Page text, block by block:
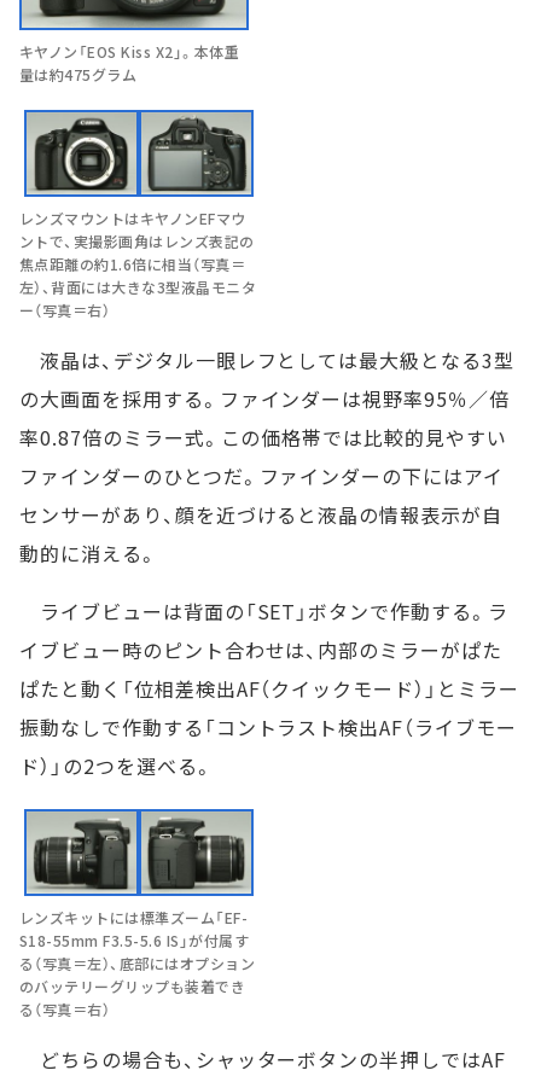
キヤノン「EOS Kiss X2」。本体重
量は約475グラム
レンズマウントはキヤノンEFマウ
ントで、実撮影画角はレンズ表記の
焦点距離の約1.6倍に相当（写真＝
左）、背面には大きな3型液晶モニタ
ー（写真＝右）
液晶は、デジタル一眼レフとしては最大級となる3型
の大画面を採用する。ファインダーは視野率95％／倍
率0.87倍のミラー式。この価格帯では比較的見やすい
ファインダーのひとつだ。ファインダーの下にはアイ
センサーがあり、顔を近づけると液晶の情報表示が自
動的に消える。
ライブビューは背面の「SET」ボタンで作動する。ラ
イブビュー時のピント合わせは、内部のミラーがぱた
ぱたと動く「位相差検出AF（クイックモード）」とミラー
振動なしで作動する「コントラスト検出AF（ライブモー
ド）」の2つを選べる。
レンズキットには標準ズーム「EF-
S18-55mm F3.5-5.6 IS」が付属す
る（写真＝左）、底部にはオプション
のバッテリーグリップも装着でき
る（写真＝右）
どちらの場合も、シャッターボタンの半押しではAF